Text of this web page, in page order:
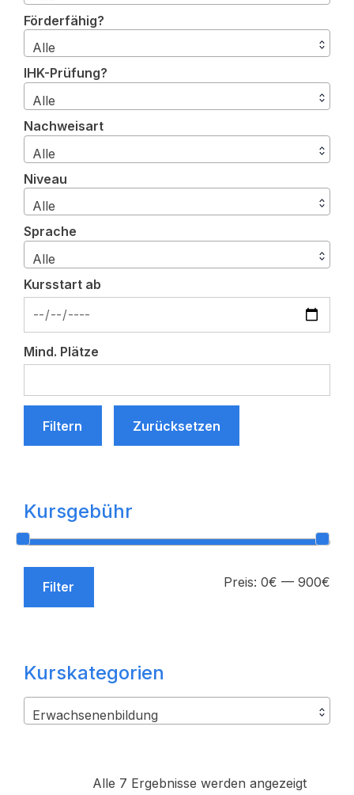
Alle 7 Ergebnisse werden angezeigt
Förderfähig?
Alle
IHK-Prüfung?
Alle
Nachweisart
Alle
Niveau
Alle
Sprache
Alle
Kursstart ab
Mind. Plätze
Filtern Zurücksetzen
Kursgebühr
Filter Preis: 0€ — 900€
Kurskategorien
Erwachsenenbildung